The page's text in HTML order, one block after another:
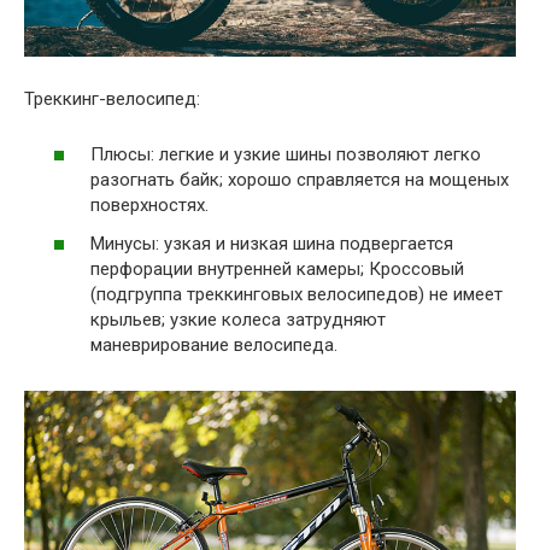
Треккинг-велосипед:
Плюсы: легкие и узкие шины позволяют легко
разогнать байк; хорошо справляется на мощеных
поверхностях.
Минусы: узкая и низкая шина подвергается
перфорации внутренней камеры; Кроссовый
(подгруппа треккинговых велосипедов) не имеет
крыльев; узкие колеса затрудняют
маневрирование велосипеда.